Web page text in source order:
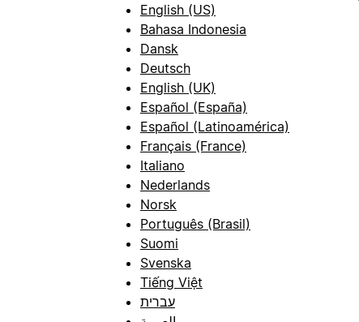
English (US)
Bahasa Indonesia
Dansk
Deutsch
English (UK)
Español (España)
Español (Latinoamérica)
Français (France)
Italiano
Nederlands
Norsk
Português (Brasil)
Suomi
Svenska
Tiếng Việt
עברית